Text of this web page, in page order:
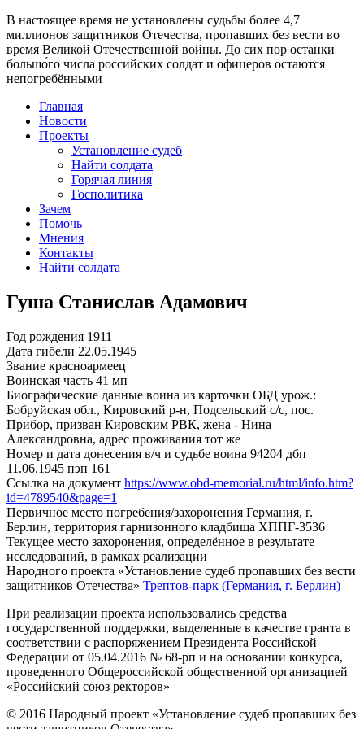
В настоящее время не установлены судьбы более 4,7
миллионов защитников Отечества, пропавших без вести во
время Великой Отечественной войны. До сих пор останки
большо́го числа российских солдат и офицеров остаются
непогребёнными
Главная
Новости
Проекты
Установление судеб
Найти солдата
Горячая линия
Госполитика
Зачем
Помочь
Мнения
Контакты
Найти солдата
Гуша Станислав Адамович
Год рождения 1911
Дата гибели 22.05.1945
Звание красноармеец
Воинская часть 41 мп
Биографические данные воина из карточки ОБД урож.:
Бобруйская обл., Кировский р-н, Подсельский с/с, пос.
Прибор, призван Кировским РВК, жена - Нина
Александровна, адрес проживания тот же
Номер и дата донесения в/ч и судьбе воина 94204 дбп
11.06.1945 пэп 161
Ссылка на документ https://www.obd-memorial.ru/html/info.htm?
id=4789540&page=1
Первичное место погребения/захоронения Германия, г.
Берлин, территория гарнизонного кладбища ХППГ-3536
Текущее место захоронения, определённое в результате
исследований, в рамках реализации
Народного проекта «Установление судеб пропавших без вести
защитников Отечества» Трептов-парк (Германия, г. Берлин)
При реализации проекта использовались средства
государственной поддержки, выделенные в качестве гранта в
соответствии с распоряжением Президента Российской
Федерации от 05.04.2016 № 68-рп и на основании конкурса,
проведенного Общероссийской общественной организацией
«Российский союз ректоров»
© 2016 Народный проект «Установление судеб пропавших без